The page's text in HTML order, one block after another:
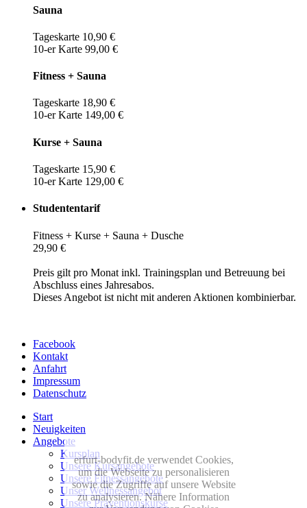
Sauna
Tageskarte 10,90 €
10-er Karte 99,00 €
Fitness + Sauna
Tageskarte 18,90 €
10-er Karte 149,00 €
Kurse + Sauna
Tageskarte 15,90 €
10-er Karte 129,00 €
Studententarif
Fitness + Kurse + Sauna + Dusche
29,90 €
Preis gilt pro Monat inkl. Trainingsplan und Betreuung bei
Abschluss eines Jahresabos.
Dieses Angebot ist nicht mit anderen Aktionen kombinierbar.
Facebook
Kontakt
Anfahrt
Impressum
Datenschutz
Start
Neuigkeiten
Angebote
Kursplan
Unsere Kursangebote
Unsere Fitnessangebote
Unser Wellnessangebot
Unsere Präventionskurse
erfurt-bodyfit.de verwendet Cookies,
um die Webseite zu personalisieren
sowie die Zugriffe auf unsere Website
zu analysieren. Nähere Information